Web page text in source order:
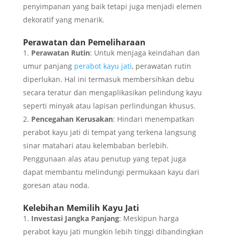
penyimpanan yang baik tetapi juga menjadi elemen
dekoratif yang menarik.
Perawatan dan Pemeliharaan
Perawatan Rutin: Untuk menjaga keindahan dan
umur panjang perabot kayu jati, perawatan rutin
diperlukan. Hal ini termasuk membersihkan debu
secara teratur dan mengaplikasikan pelindung kayu
seperti minyak atau lapisan perlindungan khusus.
Pencegahan Kerusakan: Hindari menempatkan
perabot kayu jati di tempat yang terkena langsung
sinar matahari atau kelembaban berlebih.
Penggunaan alas atau penutup yang tepat juga
dapat membantu melindungi permukaan kayu dari
goresan atau noda.
Kelebihan Memilih Kayu Jati
Investasi Jangka Panjang: Meskipun harga
perabot kayu jati mungkin lebih tinggi dibandingkan